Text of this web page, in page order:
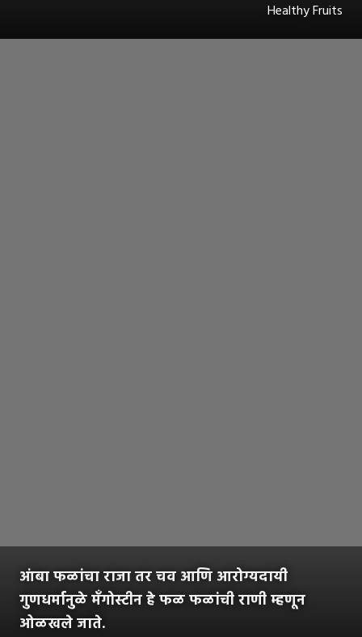
Healthy Fruits
आंबा फळांचा राजा तर चव आणि आरोग्यदायी
गुणधर्मानुळे मँगोस्टीन हे फळ फळांची राणी म्हणून
ओळखले जाते.